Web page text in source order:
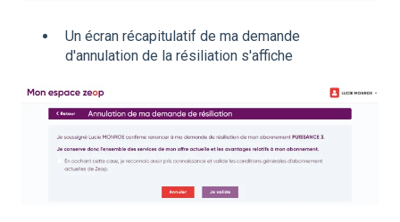
Un écran récapitulatif de ma demande
d'annulation de la résiliation s'affiche